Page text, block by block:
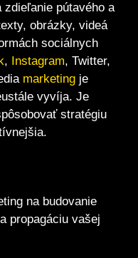
zdieľanie pútavého a
obrázky, videá
sociálnych
, Instagram, Twitter,
marketing je
vyvíja. Je
stratégiu
na budovanie
propagáciu vašej